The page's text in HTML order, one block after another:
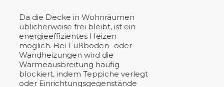
Da die Decke in Wohnräumen
üblicherweise frei bleibt, ist ein
energieeffizientes Heizen
möglich. Bei Fußboden- oder
Wandheizungen wird die
Wärmeausbreitung häufig
blockiert, indem Teppiche verlegt
oder Einrichtungsgegenstände